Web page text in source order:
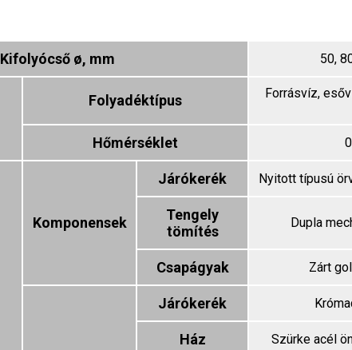
Kifolyócső ø, mm 50,
Folyadéktípus
Forrásvíz,
Hőmérséklet
Komponensek
Járókerék Nyitott típusú
Tengely
tömítés
Dupla
Csapágyak Zárt
Járókerék
Ház Szürke acél